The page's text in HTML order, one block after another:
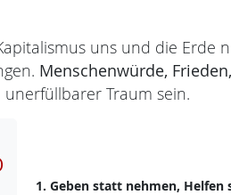
uns und die Erde
Menschenwürde,
Traum sein.
1. Geben statt nehmen, Helfen